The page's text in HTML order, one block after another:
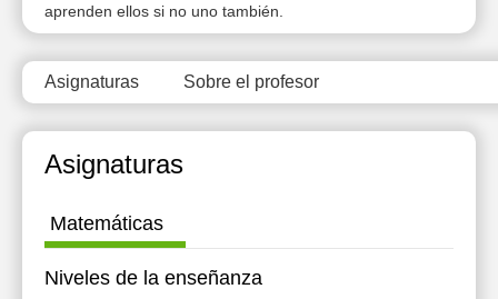
aprenden ellos si no uno también.
Asignaturas Sobre el profesor
Asignaturas
Matemáticas
Niveles de la enseñanza